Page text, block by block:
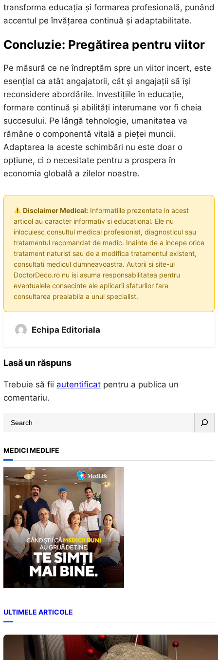
transforma educația și formarea profesională, punând
accentul pe învățarea continuă și adaptabilitate.
Concluzie: Pregătirea pentru viitor
Pe măsură ce ne îndreptăm spre un viitor incert, este
esențial ca atât angajatorii, cât și angajații să își
reconsidere abordările. Investițiile în educație,
formare continuă și abilități interumane vor fi cheia
succesului. Pe lângă tehnologie, umanitatea va
rămâne o componentă vitală a pieței muncii.
Adaptarea la aceste schimbări nu este doar o
opțiune, ci o necesitate pentru a prospera în
economia globală a zilelor noastre.
Disclaimer Medical:Informatiile prezentate in acest
articol au caracter informativ si educational. Ele nu
inlocuiesc consultul medical profesionist, diagnosticul sau
tratamentul recomandat de medic. Inainte de a incepe orice
tratament naturist sau de a modifica tratamentul existent,
consultati medicul dumneavoastra. Autorii si site-ul
DoctorDeco.ro nu isi asuma responsabilitatea pentru
eventualele consecinte ale aplicarii sfaturilor fara
consultarea prealabila a unui specialist.
Echipa Editoriala
Lasă un răspuns
Trebuie să fii autentificatpentru a publica un
comentariu.
r
c
h
MEDICI MEDLIFE
ULTIMELE ARTICOLE